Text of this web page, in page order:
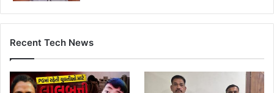
Recent Tech News